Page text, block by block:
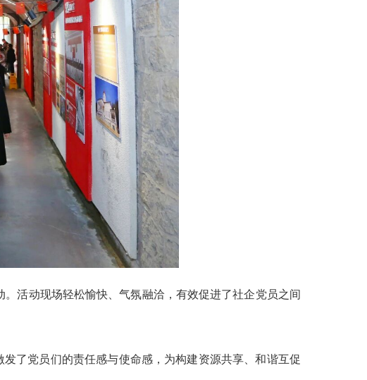
活动现场轻松愉快、气氛融洽，有效促进了社企党员之间
了党员们的责任感与使命感，为构建资源共享、和谐互促